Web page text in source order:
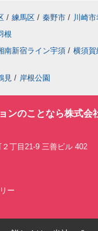
/ 練馬区 / 秦野市 / 川崎
根
南新宿ライン宇須 / 横須賀
見 / 岸根公園
ンのことなら株式会
丁目21-9 三善ビル 402
ー